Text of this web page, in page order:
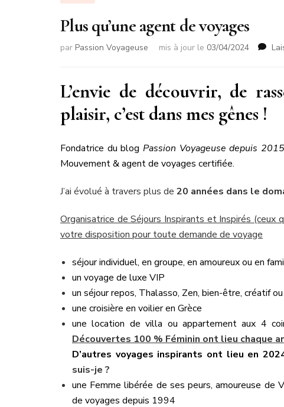
Plus qu’une agent de voyages
par Passion Voyageuse mis à jour le 03/04/2024
L’envie de découvrir, de
plaisir, c’est dans mes gênes !
Fondatrice du blogPassion Voyageuse depuis
Mouvement & agent de voyages certifiée.
J’ai évolué à travers plus de 20 années dans le
Organisatrice de Séjours Inspirants et Inspirés
votre disposition pour toute demande de voyage
séjour individuel, en groupe, en amoureux ou en
un voyage de luxe VIP
un séjour repos, Thalasso, Zen, bien-être, créatif
une croisière en voilier en Grèce
une location de villa ou appartement aux 4
Découvertes 100 % Féminin ont lieu chaque
D’autres voyages inspirants ont lieu en
suis-je ?
une Femme libérée de ses peurs, amoureuse
de voyages depuis 1994